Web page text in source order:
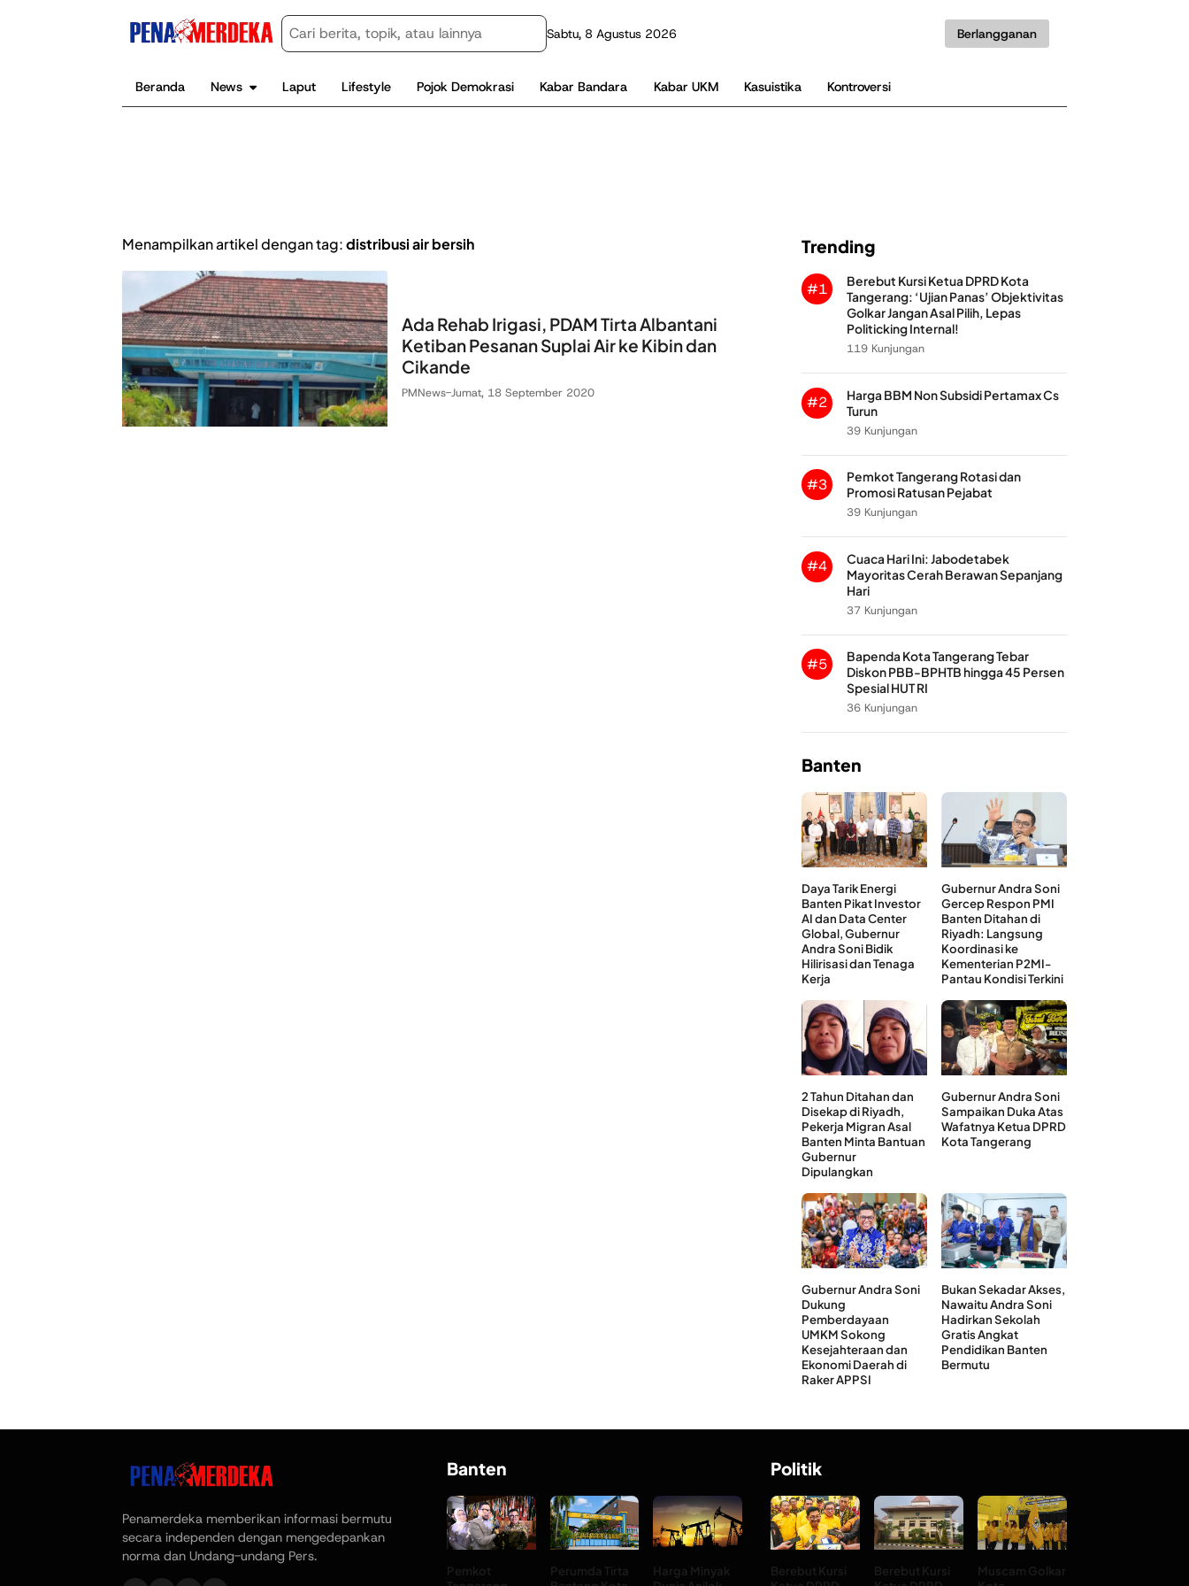
Sabtu, 8 Agustus 2026 Berlangganan
Beranda News Laput Lifestyle Pojok Demokrasi Kabar Bandara Kabar UKM Kasuistika Kontroversi
Menampilkan artikel dengan tag:distribusi air bersih
Ada Rehab Irigasi, PDAM Tirta Albantani
Ketiban Pesanan Suplai Air ke Kibin dan
Cikande
PMNews-Jumat, 18 September 2020
Trending
#1
Berebut Kursi Ketua DPRD Kota
Tangerang: ‘Ujian Panas’ Objektivitas
Golkar Jangan Asal Pilih, Lepas
Politicking Internal!
119 Kunjungan
#2
Harga BBM Non Subsidi Pertamax Cs
Turun
39 Kunjungan
#3
Pemkot Tangerang Rotasi dan
Promosi Ratusan Pejabat
39 Kunjungan
#4
Cuaca Hari Ini: Jabodetabek
Mayoritas Cerah Berawan Sepanjang
Hari
37 Kunjungan
#5
Bapenda Kota Tangerang Tebar
Diskon PBB-BPHTB hingga 45 Persen
Spesial HUT RI
36 Kunjungan
Banten
Daya Tarik Energi
Banten Pikat Investor
AI dan Data Center
Global, Gubernur
Andra Soni Bidik
Hilirisasi dan Tenaga
Kerja
Gubernur Andra Soni
Gercep Respon PMI
Banten Ditahan di
Riyadh: Langsung
Koordinasi ke
Kementerian P2MI-
Pantau Kondisi Terkini
2 Tahun Ditahan dan
Disekap di Riyadh,
Pekerja Migran Asal
Banten Minta Bantuan
Gubernur
Dipulangkan
Gubernur Andra Soni
Sampaikan Duka Atas
Wafatnya Ketua DPRD
Kota Tangerang
Gubernur Andra Soni
Dukung
Pemberdayaan
UMKM Sokong
Kesejahteraan dan
Ekonomi Daerah di
Raker APPSI
Bukan Sekadar Akses,
Nawaitu Andra Soni
Hadirkan Sekolah
Gratis Angkat
Pendidikan Banten
Bermutu
Penamerdeka memberikan informasi bermutu
secara independen dengan mengedepankan
norma dan Undang-undang Pers.
Banten
Pemkot
Perumda Tirta
Harga Minyak
Politik
Berebut Kursi
Berebut Kursi
Muscam Golkar